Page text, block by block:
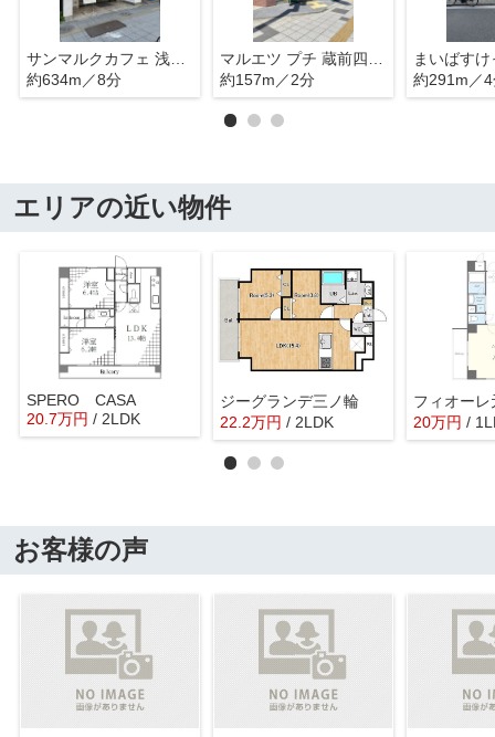
サンマルクカフェ 浅草橋東口店
約634m／8分
約157m／2分
約291m／
エリアの近い物件
SPERO CASA
20.7万円 / 2LDK
ジーグランデ三ノ輪
22.2万円 / 2LDK
フィオーレ
20万円 /
お客様の声